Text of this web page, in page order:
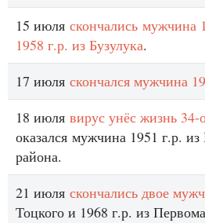
15 июля скончались
1958 г.р. из Бузулука.
17 июля скончался мужчина
18 июля вирус унёс жизнь 34-
оказался мужчина 1951 г.р. из
района.
21 июля скончались двое
Тоцкого и 1968 г.р. из